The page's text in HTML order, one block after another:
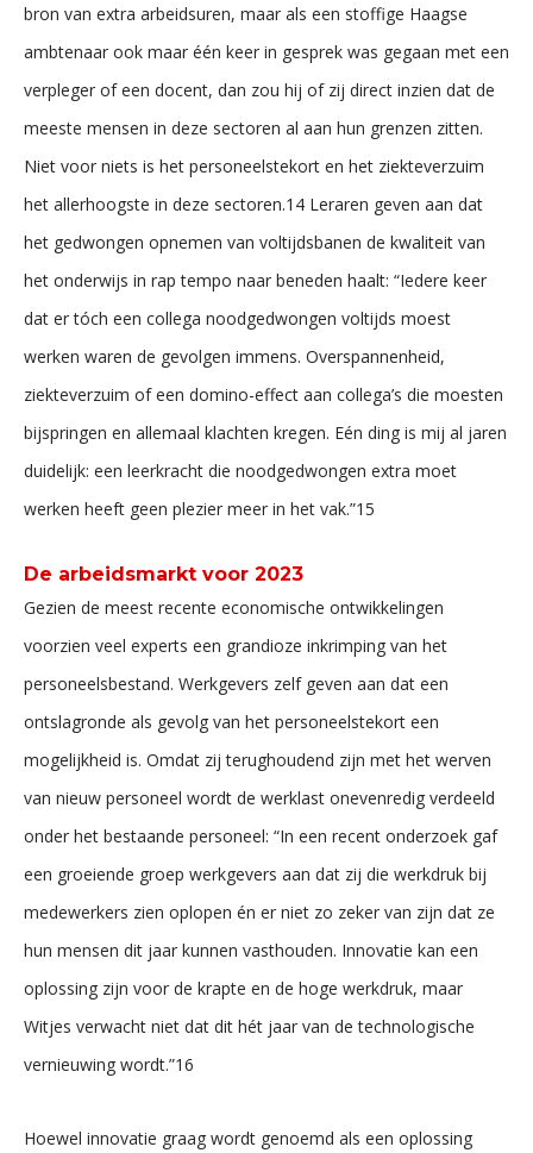
bron van extra arbeidsuren, maar als een stoffige Haagse
ambtenaar ook maar één keer in gesprek was gegaan met een
verpleger of een docent, dan zou hij of zij direct inzien dat de
meeste mensen in deze sectoren al aan hun grenzen zitten.
Niet voor niets is het personeelstekort en het ziekteverzuim
het allerhoogste in deze sectoren.14 Leraren geven aan dat
het gedwongen opnemen van voltijdsbanen de kwaliteit van
het onderwijs in rap tempo naar beneden haalt: “Iedere keer
dat er tóch een collega noodgedwongen voltijds moest
werken waren de gevolgen immens. Overspannenheid,
ziekteverzuim of een domino-effect aan collega’s die moesten
bijspringen en allemaal klachten kregen. Eén ding is mij al jaren
duidelijk: een leerkracht die noodgedwongen extra moet
werken heeft geen plezier meer in het vak.”15
De arbeidsmarkt voor 2023
Gezien de meest recente economische ontwikkelingen
voorzien veel experts een grandioze inkrimping van het
personeelsbestand. Werkgevers zelf geven aan dat een
ontslagronde als gevolg van het personeelstekort een
mogelijkheid is. Omdat zij terughoudend zijn met het werven
van nieuw personeel wordt de werklast onevenredig verdeeld
onder het bestaande personeel: “In een recent onderzoek gaf
een groeiende groep werkgevers aan dat zij die werkdruk bij
medewerkers zien oplopen én er niet zo zeker van zijn dat ze
hun mensen dit jaar kunnen vasthouden. Innovatie kan een
oplossing zijn voor de krapte en de hoge werkdruk, maar
Witjes verwacht niet dat dit hét jaar van de technologische
vernieuwing wordt.”16
Hoewel innovatie graag wordt genoemd als een oplossing